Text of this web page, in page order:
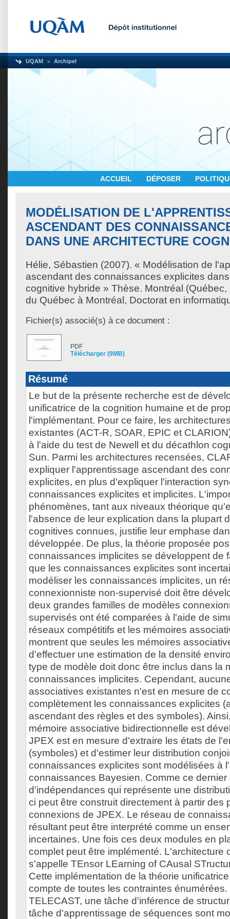
UQAM Archipel
ACCUEIL DÉPOSER
MODÉLISATION DE
ASCENDANT DES
DANS UNE ARCHITECTURE
Hélie, Sébastien (2007). « Modélisation de
ascendant des connaissances explicites
cognitive hybride » Thèse. Montréal
du Québec à Montréal, Doctorat en
Fichier(s) associé(s) à ce document :
PDF
Télécharger (9MB)
Résumé
Le but de la présente recherche est de
unificatrice de la cognition humaine et de
l'implémentant. Pour ce faire, les
existantes (ACT-R, SOAR, EPIC et
à l'aide du test de Newell et du décathlon
Sun. Parmi les architectures recensées,
expliquer l'apprentissage ascendant des
explicites, en plus d'expliquer l'interaction
connaissances explicites et implicites.
phénomènes, tant aux niveaux théorique
l'absence de leur explication dans la plupart
cognitives connues, justifie leur emphase
développée. De plus, la théorie proposée
connaissances implicites se développent de
que les connaissances explicites sont
modéliser les connaissances implicites, un
connexionniste non-supervisé doit être
deux grandes familles de modèles
supervisés ont été comparées à l'aide de
réseaux compétitifs et les mémoires
montrent que seules les mémoires
d'effectuer une estimation de la densité
type de modèle doit donc être inclus dans la
connaissances implicites. Cependant,
associatives existantes n'est en mesure de
complètement les connaissances explicites
ascendant des règles et des symboles).
mémoire associative bidirectionnelle est
JPEX est en mesure d'extraire les états de
(symboles) et d'estimer leur distribution
connaissances explicites sont modélisées à
connaissances Bayesien. Comme ce dernier
d'indépendances qui représente une
ci peut être construit directement à partir des
connexions de JPEX. Le réseau de
résultant peut être interprété comme un
incertaines. Une fois ces deux modules en
complet peut être implémenté. L'architecture
s'appelle TEnsor LEarning of CAusal
Cette implémentation de la théorie
compte de toutes les contraintes
TELECAST, une tâche d'inférence de
tâche d'apprentissage de séquences sont